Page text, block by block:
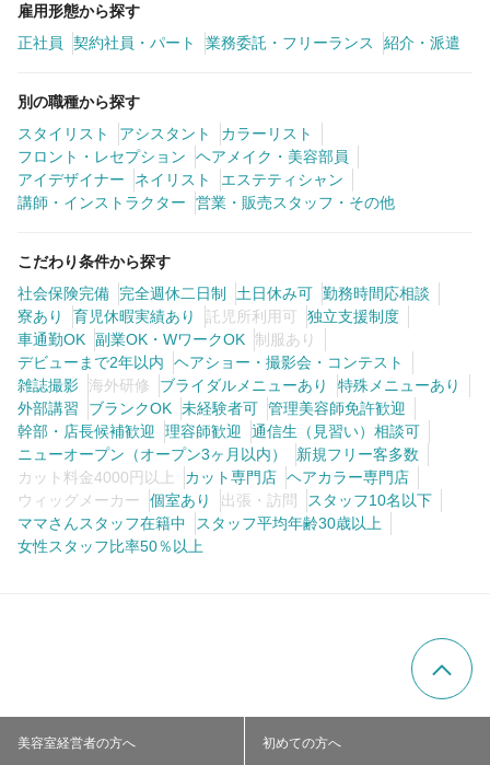
雇用形態から探す
正社員
契約社員・パート 業務委託・フリーランス 紹介・派遣
別の職種から探す
スタイリスト
アシスタント
カラーリスト
フロント・レセプション
ヘアメイク・美容部員
アイデザイナー
ネイリスト
エステティシャン
講師・インストラクター
営業・販売スタッフ・その他
こだわり条件から探す
社会保険完備
完全週休二日制 土日休み可 勤務時間応相談
寮あり
育児休暇実績あり 託児所利用可
独立支援制度
車通勤OK 副業OK・WワークOK 制服あり
デビューまで2年以内
ヘアショー・撮影会・コンテスト
雑誌撮影 海外研修 ブライダルメニューあり
特殊メニューあり
外部講習
ブランクOK 未経験者可 管理美容師免許歓迎
幹部・店長候補歓迎
理容師歓迎
通信生（見習い）相談可
ニューオープン（オープン3ヶ月以内）
新規フリー客多数
カット料金4000円以上
カット専門店 ヘアカラー専門店
ウィッグメーカー
個室あり 出張・訪問
スタッフ10名以下
ママさんスタッフ在籍中
スタッフ平均年齢30歳以上
女性スタッフ比率50％以上
美容室経営者の方へ 初めての方へ